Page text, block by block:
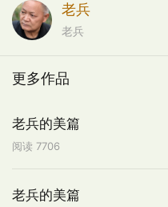
老兵
老兵
更多作品
老兵的美篇
阅读 7706
老兵的美篇